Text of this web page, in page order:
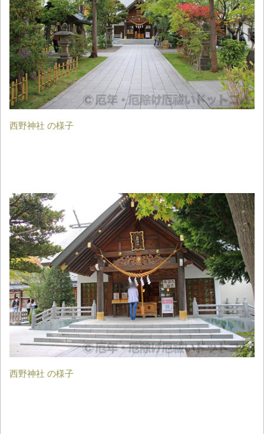
西野神社 の様子
西野神社 の様子